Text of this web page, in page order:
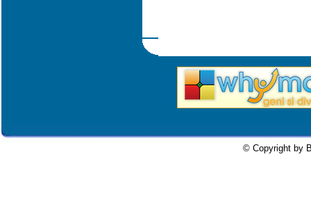
© Copyright by